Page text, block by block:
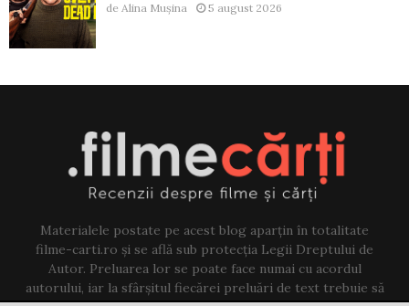
de Alina Mușina 5 august 2026
Materialele postate pe acest blog aparțin în totalitate
filme-carti.ro și se află sub protecția Legii Dreptului de
Autor. Preluarea lor se poate face numai cu acordul
autorului, iar la sfârșitul fiecărei preluări de text trebuie să